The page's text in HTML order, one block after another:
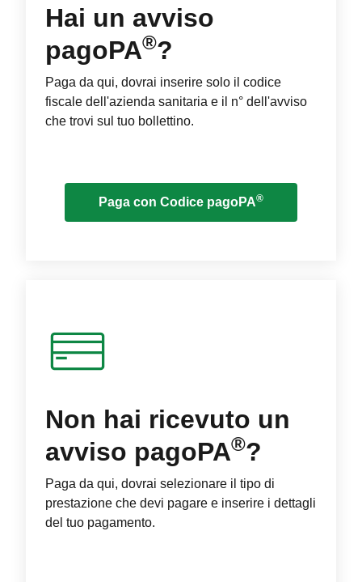
Hai un avviso
pagoPA®?
Paga da qui, dovrai inserire solo il codice
fiscale dell'azienda sanitaria e il n° dell'avviso
che trovi sul tuo bollettino.
Paga con Codice pagoPA®
Non hai ricevuto un
avviso pagoPA®?
Paga da qui, dovrai selezionare il tipo di
prestazione che devi pagare e inserire i dettagli
del tuo pagamento.